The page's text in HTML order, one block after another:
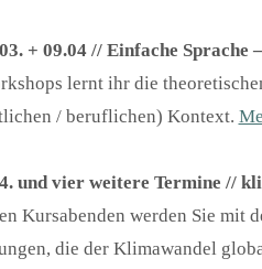
+ 09.04 // Einfache
lernt ihr die
/ beruflichen) Kontext.
und vier weitere Termine //
Kursabenden werden Sie mit
die der Klimawandel